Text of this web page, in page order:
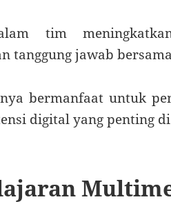
tim
tanggung jawab
bermanfaat untuk
digital yang penting